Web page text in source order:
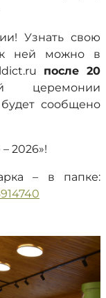
Узнать свою
к ней можно в
после 20
церемонии
сообщено
2026»!
– в папке: